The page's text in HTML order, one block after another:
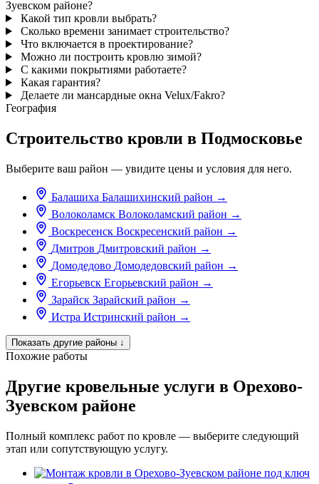
Зуевском районе?
Какой тип кровли выбрать?
Сколько времени занимает строительство?
Что включается в проектирование?
Можно ли построить кровлю зимой?
С какими покрытиями работаете?
Какая гарантия?
Делаете ли мансардные окна Velux/Fakro?
География
Строительство кровли в Подмосковье
Выберите ваш район — увидите цены и условия для него.
Балашиха Балашихинский район →
Волоколамск Волоколамский район →
Воскресенск Воскресенский район →
Дмитров Дмитровский район →
Домодедово Домодедовский район →
Егорьевск Егорьевский район →
Зарайск Зарайский район →
Истра Истринский район →
Показать другие районы ↓
Похожие работы
Другие кровельные услуги в Орехово-
Зуевском районе
Полный комплекс работ по кровле — выберите следующий
этап или сопутствующую услугу.